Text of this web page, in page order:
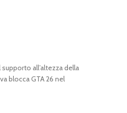
all’altezza della
blocca GTA 26 nel